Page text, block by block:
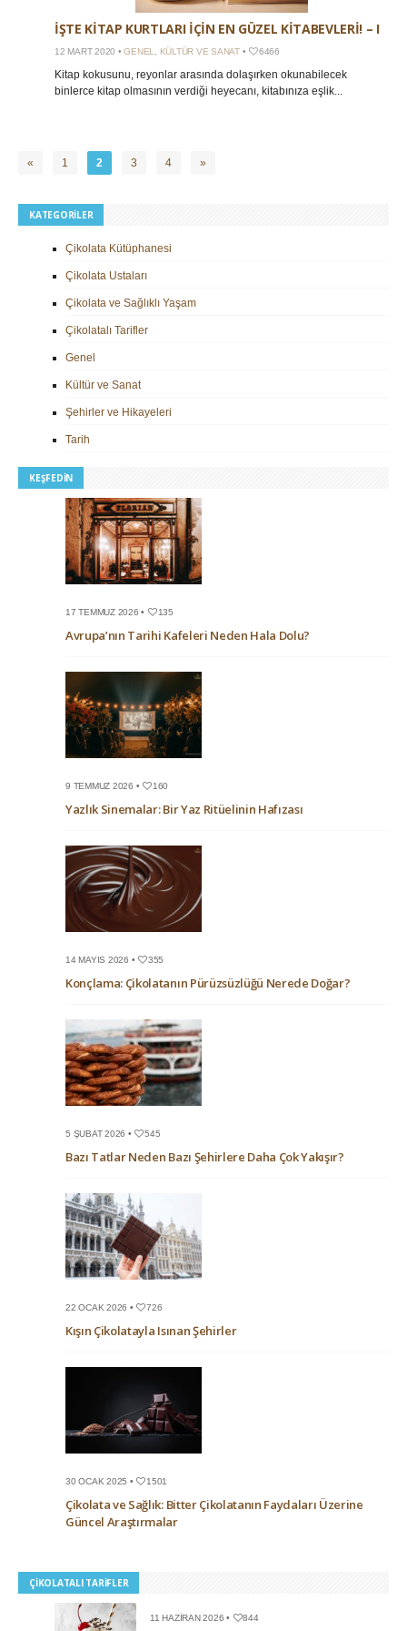
İŞTE KITAP KURTLARI IÇIN EN GÜZEL KITABEVLERI! – I
12 MART 2020 •GENEL KÜLTÜR VE SANAT• 6466
Kitap kokusunu, reyonlar arasında dolaşırken okunabilecek
binlerce kitap olmasının verdiği heyecanı, kitabınıza eşlik...
« 1 2 3 4 »
KATEGORILER
Çikolata Kütüphanesi
Çikolata Ustaları
Çikolata ve Sağlıklı Yaşam
Çikolatalı Tarifler
Genel
Kültür ve Sanat
Şehirler ve Hikayeleri
Tarih
KEŞFEDIN
17 TEMMUZ 2026 • 135
Avrupa’nın Tarihi Kafeleri Neden Hala Dolu?
9 TEMMUZ 2026 • 160
Yazlık Sinemalar: Bir Yaz Ritüelinin Hafızası
14 MAYIS 2026 • 355
Konçlama: Çikolatanın Pürüzsüzlüğü Nerede Doğar?
5 ŞUBAT 2026 • 545
Bazı Tatlar Neden Bazı Şehirlere Daha Çok Yakışır?
22 OCAK 2026 • 726
Kışın Çikolatayla Isınan Şehirler
30 OCAK 2025 • 1501
Çikolata ve Sağlık: Bitter Çikolatanın Faydaları Üzerine
Güncel Araştırmalar
ÇIKOLATALI TARIFLER
11 HAZIRAN 2026 • 844